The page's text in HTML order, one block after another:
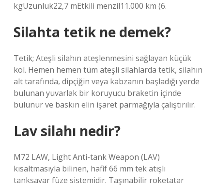
kgUzunluk22,7 mEtkili menzil11.000 km (6.
Silahta tetik ne demek?
Tetik; Ateşli silahın ateşlenmesini sağlayan küçük
kol. Hemen hemen tüm ateşli silahlarda tetik, silahın
alt tarafında, dipçiğin veya kabzanın başladığı yerde
bulunan yuvarlak bir koruyucu braketin içinde
bulunur ve baskın elin işaret parmağıyla çalıştırılır.
Lav silahı nedir?
M72 LAW, Light Anti-tank Weapon (LAV)
kısaltmasıyla bilinen, hafif 66 mm tek atışlı
tanksavar füze sistemidir. Taşınabilir roketatar